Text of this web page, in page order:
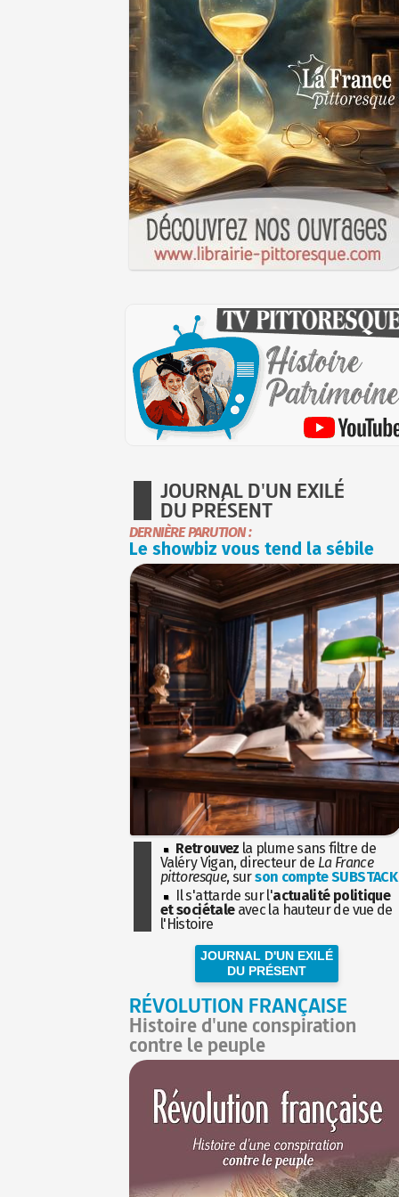
JOURNAL D'UN EXILÉ
DU PRÉSENT
DERNIÈRE PARUTION :
Le showbiz vous tend la sébile
Retrouvez la plume sans filtre de
Valéry Vigan, directeur de La France
pittoresque, surson compte SUBSTACK
Il s'attarde sur l'actualité politique
et sociétaleavec la hauteur de vue de
l'Histoire
JOURNAL D'UN EXILÉ
DU PRÉSENT
RÉVOLUTION FRANÇAISE
Histoire d'une conspiration
contre le peuple